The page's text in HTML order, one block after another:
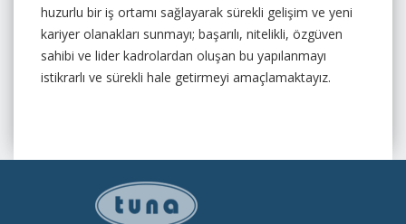
huzurlu bir iş ortamı sağlayarak sürekli gelişim ve yeni
kariyer olanakları sunmayı; başarılı, nitelikli, özgüven
sahibi ve lider kadrolardan oluşan bu yapılanmayı
istikrarlı ve sürekli hale getirmeyi amaçlamaktayız.